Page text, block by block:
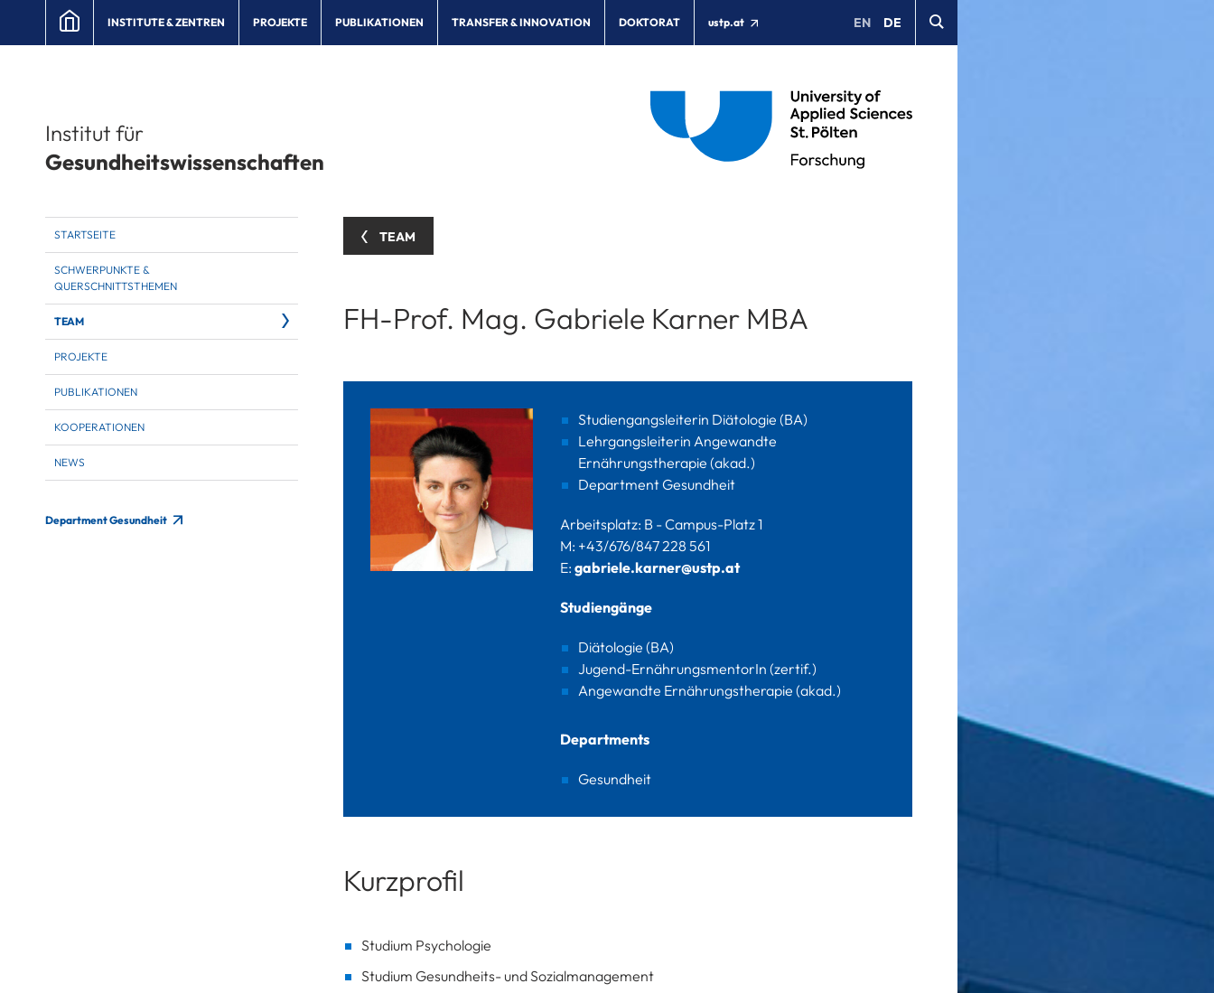
INSTITUTE & ZENTREN PROJEKTE PUBLIKATIONEN TRANSFER & INNOVATION DOKTORAT ustp.at EN DE
Institut für
Gesundheitswissenschaften
STARTSEITE
SCHWERPUNKTE &
QUERSCHNITTSTHEMEN
TEAM
PROJEKTE
PUBLIKATIONEN
KOOPERATIONEN
NEWS
Department Gesundheit
TEAM
FH-Prof. Mag. Gabriele Karner MBA
Studiengangsleiterin Diätologie (BA)
Lehrgangsleiterin Angewandte
Ernährungstherapie (akad.)
Department Gesundheit
Arbeitsplatz: B - Campus-Platz 1
M: +43/676/847 228 561
E: gabriele.karner@ustp.at
Studiengänge
Diätologie (BA)
Jugend-ErnährungsmentorIn (zertif.)
Angewandte Ernährungstherapie (akad.)
Departments
Gesundheit
Kurzprofil
Studium Psychologie
Studium Gesundheits- und Sozialmanagement